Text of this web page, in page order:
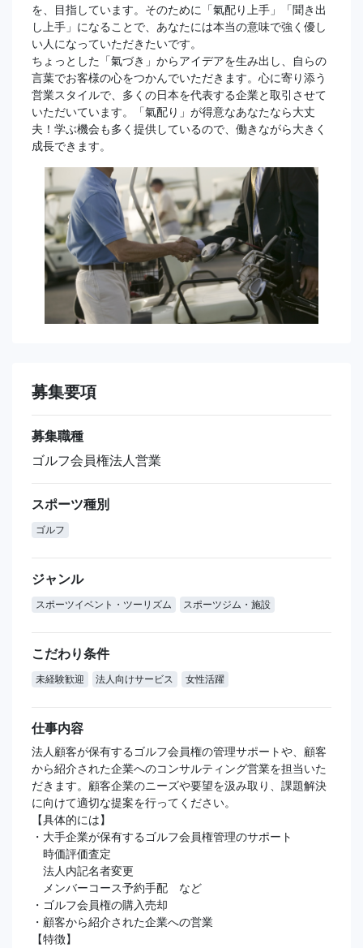
を、目指しています。そのために「氣配り上手」「聞き出
し上手」になることで、あなたには本当の意味で強く優し
い人になっていただきたいです。
ちょっとした「氣づき」からアイデアを生み出し、自らの
言葉でお客様の心をつかんでいただきます。心に寄り添う
営業スタイルで、多くの日本を代表する企業と取引させて
いただいています。「氣配り」が得意なあなたなら大丈
夫！学ぶ機会も多く提供しているので、働きながら大きく
成長できます。
募集要項
募集職種
ゴルフ会員権法人営業
スポーツ種別
ゴルフ
ジャンル
スポーツイベント・ツーリズム スポーツジム・施設
こだわり条件
未経験歓迎 法人向けサービス 女性活躍
仕事内容
法人顧客が保有するゴルフ会員権の管理サポートや、顧客
から紹介された企業へのコンサルティング営業を担当いた
だきます。顧客企業のニーズや要望を汲み取り、課題解決
に向けて適切な提案を行ってください。
【具体的には】
・大手企業が保有するゴルフ会員権管理のサポート
時価評価査定
法人内記名者変更
メンバーコース予約手配 など
・ゴルフ会員権の購入売却
・顧客から紹介された企業への営業
【特徴】